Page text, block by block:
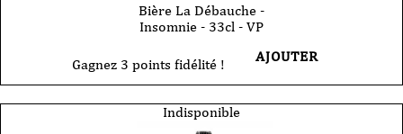
Bière La Débauche -
Insomnie - 33cl - VP
Gagnez 3 points fidélité ! AJOUTER
Indisponible